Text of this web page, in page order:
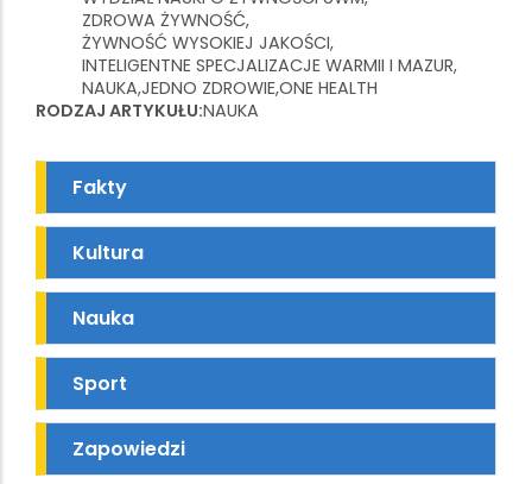
ZDROWA ŻYWNOŚĆ
ŻYWNOŚĆ WYSOKIEJ JAKOŚCI
INTELIGENTNE SPECJALIZACJE WARMII I MAZUR
NAUKA JEDNO ZDROWIEONE HEALTH
RODZAJ ARTYKUŁU NAUKA
Fakty
Kultura
Nauka
Sport
Zapowiedzi